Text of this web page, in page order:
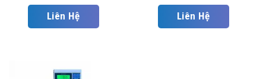
Liên Hệ Liên Hệ